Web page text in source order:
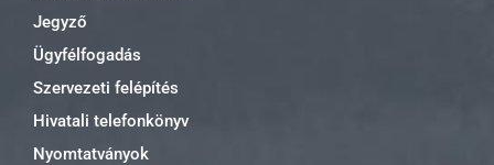
Jegyző
Ügyfélfogadás
Szervezeti felépítés
Hivatali telefonkönyv
Nyomtatványok